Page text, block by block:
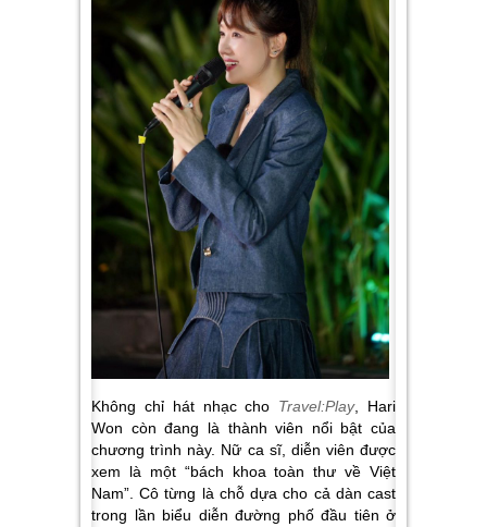
Không chỉ hát nhạc cho Travel:Play, Hari
Won còn đang là thành viên nổi bật của
chương trình này. Nữ ca sĩ, diễn viên được
xem là một “bách khoa toàn thư về Việt
Nam”. Cô từng là chỗ dựa cho cả dàn cast
trong lần biểu diễn đường phố đầu tiên ở